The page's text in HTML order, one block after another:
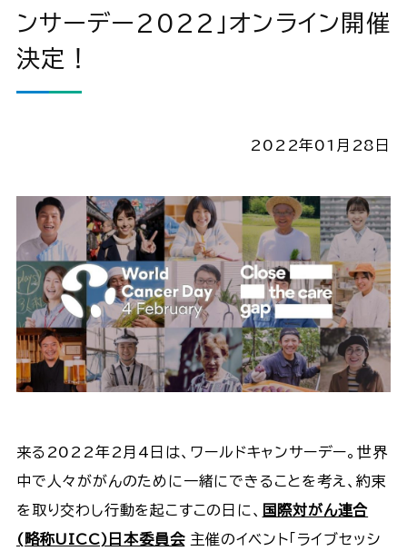
ンサーデー2022」オンライン開催
決定！
2022年01月28日
来る2022年2月4日は、ワールドキャンサーデー。世界
中で人々ががんのために一緒にできることを考え、約束
を取り交わし行動を起こすこの日に、
国際対がん連合
(略称UICC)日本委員会主催のイベント「ライブセッシ